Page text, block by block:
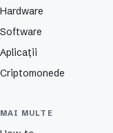
Hardware
Software
Aplicații
Criptomonede
MAI MULTE